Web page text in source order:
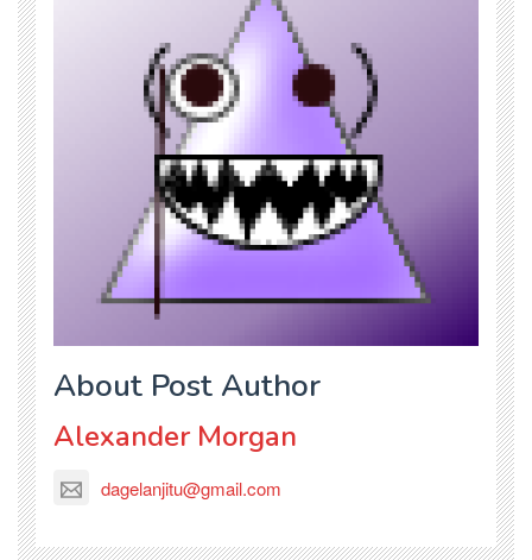
About Post Author
Alexander Morgan
dagelanjitu@gmail.com